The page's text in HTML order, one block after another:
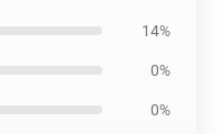
14%
0%
0%